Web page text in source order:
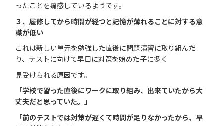
ったことを痛感しているようです。
３、履修してから時間が経つと記憶が薄れることに対する意
識が低い
これは新しい単元を勉強した直後に問題演習に取り組んだ
り、テストに向けて早目に対策を始めた子に多く
見受けられる原因です。
「学校で習った直後にワークに取り組み、出来ていたから大
丈夫だと思っていた。」
「前のテストでは対策が遅くて時間が足りなかったから、早